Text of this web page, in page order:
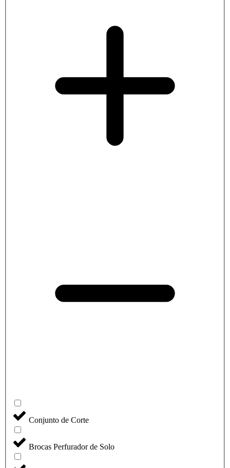
Conjunto de Corte
Brocas Perfurador de Solo